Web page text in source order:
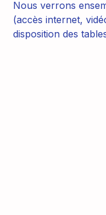
Nous verrons
(accès internet,
disposition des